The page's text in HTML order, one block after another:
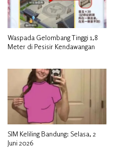
Waspada Gelombang Tinggi 1,8
Meter di Pesisir Kendawangan
SIM Keliling Bandung: Selasa, 2
Juni 2026